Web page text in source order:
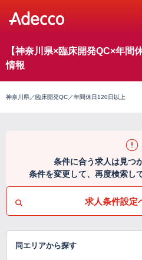
【神奈川県×臨床開発QC×年間
情報
神奈川県／臨床開発QC／年間休日120日以上
条件に合う求人は見つ
条件を変更して、再度検索し
求人条件設定
同エリアから探す